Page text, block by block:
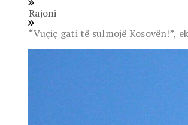
Rajoni
“Vuçiç gati të sulmojë Kosovën!”,